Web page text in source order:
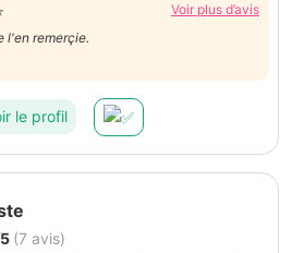
Voir plus d’avis
l'en remerçie.
le profil
(7 avis)